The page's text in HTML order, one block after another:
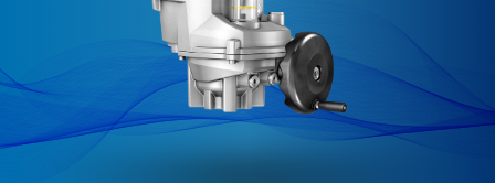
İrtibat kurulacak kişi